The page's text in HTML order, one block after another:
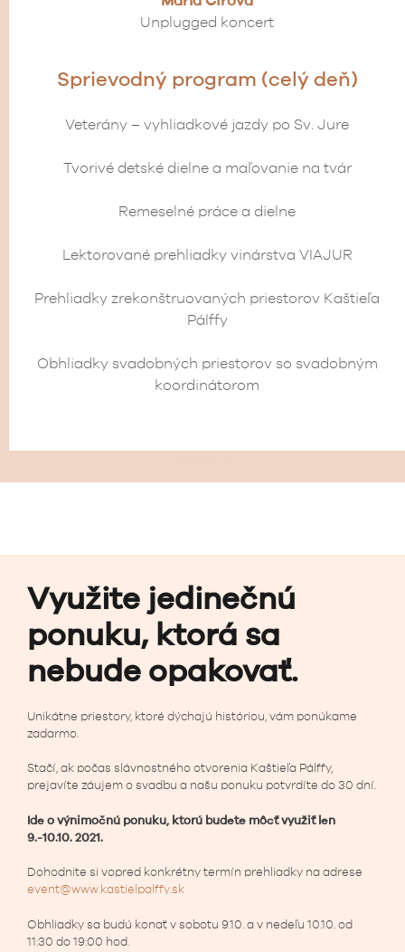
Unplugged koncert
Sprievodný program (celý deň)
Veterány – vyhliadkové jazdy po Sv. Jure
Tvorivé detské dielne a maľovanie na tvár
Remeselné práce a dielne
Lektorované prehliadky vinárstva VIAJUR
Prehliadky zrekonštruovaných priestorov Kaštieľa
Pálffy
Obhliadky svadobných priestorov so svadobným
koordinátorom
Využite jedinečnú
ponuku, ktorá sa
nebude opakovať.
Unikátne priestory, ktoré dýchajú históriou, vám ponúkame
zadarmo.
Stačí, ak počas slávnostného otvorenia Kaštieľa Pálffy,
prejavíte záujem o svadbu a našu ponuku potvrdíte do 30 dní.
Ide o výnimočnú ponuku, ktorú budete môcť využiť len
9.-10.10. 2021.
Dohodnite si vopred konkrétny termín prehliadky na adrese
event@www.kastielpalffy.sk
Obhliadky sa budú konať v sobotu 9.10. a v nedeľu 10.10. od
11:30 do 19:00 hod.